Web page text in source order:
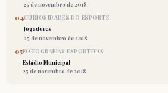
25 de novembro de 2018
04CURIOSIDADES DO ESPORTE
Jogadores
25 de novembro de 2018
05FOTOGRAFIAS ESPORTIVAS
Estádio Municipal
25 de novembro de 2018